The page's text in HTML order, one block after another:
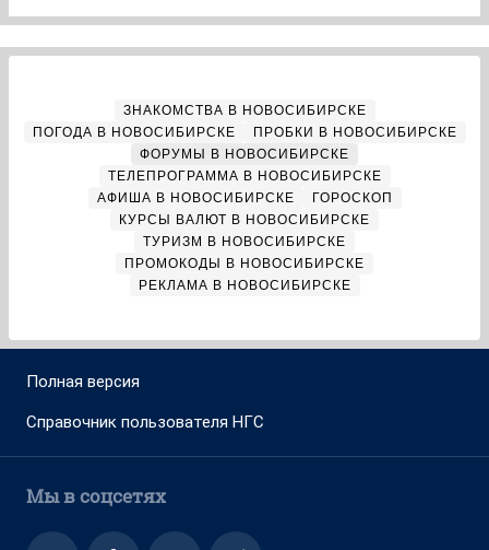
ЗНАКОМСТВА В НОВОСИБИРСКЕ
ПОГОДА В НОВОСИБИРСКЕ
ПРОБКИ В НОВОСИБИРСКЕ
ФОРУМЫ В НОВОСИБИРСКЕ
ТЕЛЕПРОГРАММА В НОВОСИБИРСКЕ
АФИША В НОВОСИБИРСКЕ
ГОРОСКОП
КУРСЫ ВАЛЮТ В НОВОСИБИРСКЕ
ТУРИЗМ В НОВОСИБИРСКЕ
ПРОМОКОДЫ В НОВОСИБИРСКЕ
РЕКЛАМА В НОВОСИБИРСКЕ
Полная версия
Справочник пользователя НГС
Мы в соцсетях